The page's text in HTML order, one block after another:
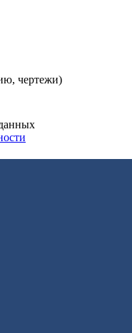
чертежи)